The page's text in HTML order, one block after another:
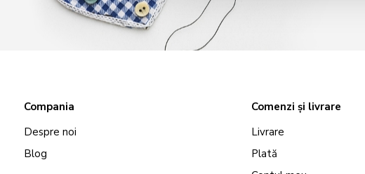
Compania
Despre noi
Blog
Comenzi și livrare
Livrare
Plată